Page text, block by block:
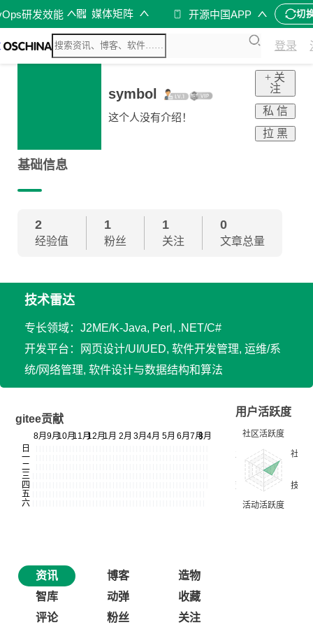
研发效能 媒体矩阵 开源中国APP 切
登录
symbol
这个人没有介绍！
+ 关
注
私 信
拉 黑
基础信息
2
经验值
1
粉丝
1
关注
0
文章总量
技术雷达
专长领域：J2ME/K-Java, Perl, .NET/C#
开发平台：网页设计/UI/UED, 软件开发管理, 运维/系
统/网络管理, 软件设计与数据结构和算法
gitee贡献
用户活跃度
资讯 博客
造物
智库
动弹
收藏
评论
粉丝 关注